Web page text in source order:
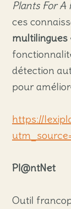
Plants For A
ces
multilingues
détection
pour
https://
Pl@ntNet
Outil